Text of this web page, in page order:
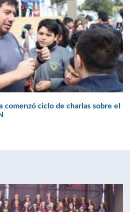
comenzó ciclo de charlas sobre el